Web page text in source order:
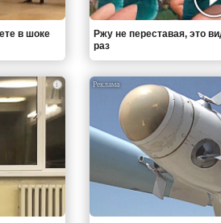
в шоке
Ржу не переставая, это
раз
i